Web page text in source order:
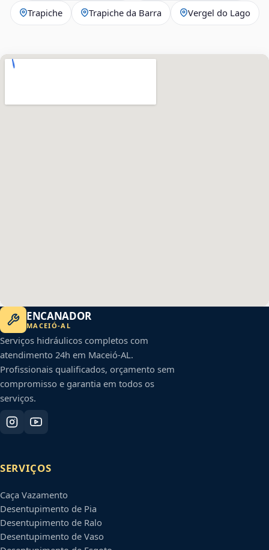
Trapiche Trapiche da Barra Vergel do Lago
ENCANADOR
MACEIÓ-AL
Serviços hidráulicos completos com
atendimento 24h em Maceió-AL.
Profissionais qualificados, orçamento sem
compromisso e garantia em todos os
serviços.
SERVIÇOS
Caça Vazamento
Desentupimento de Pia
Desentupimento de Ralo
Desentupimento de Vaso